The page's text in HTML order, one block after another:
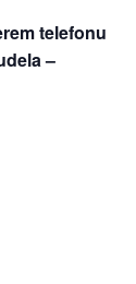
telefonu
–